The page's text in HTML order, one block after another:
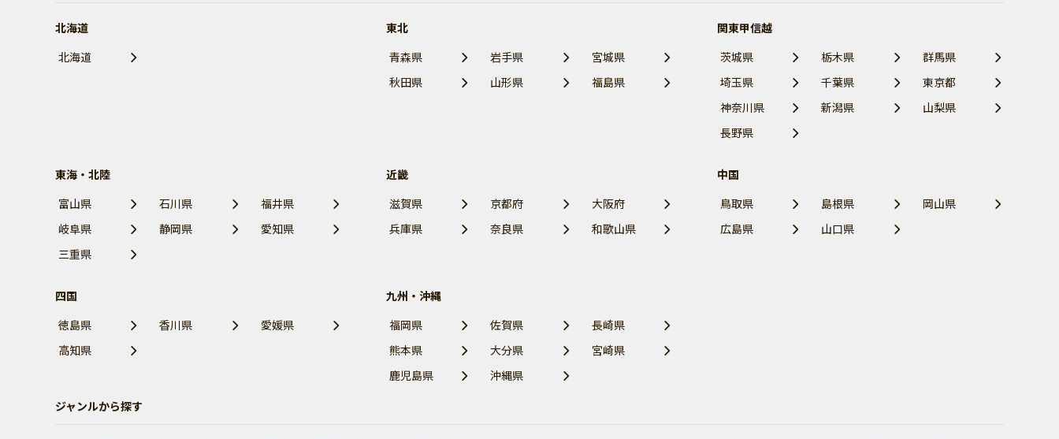
北海道
北海道
東北
青森県
岩手県
宮城県
秋田県
山形県 福島県
関東甲信越
茨城県
栃木県
群馬県
埼玉県
千葉県
東京都
神奈川県
新潟県
山梨県
長野県
東海・北陸
富山県
石川県
福井県
岐阜県
静岡県
愛知県
三重県
近畿
滋賀県
京都府
大阪府
兵庫県
奈良県 和歌山県
中国
鳥取県
島根県
岡山県
広島県
山口県
四国
徳島県
香川県
愛媛県
高知県
九州・沖縄
福岡県
佐賀県
長崎県
熊本県
大分県
宮崎県
鹿児島県
沖縄県
ジャンルから探す